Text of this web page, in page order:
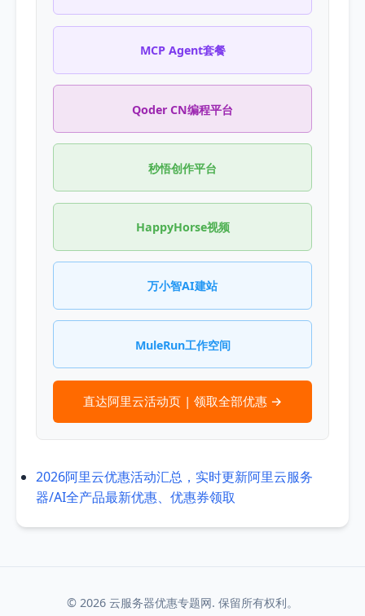
MCP Agent套餐
Qoder CN编程平台
秒悟创作平台
HappyHorse视频
万小智AI建站
MuleRun工作空间
直达阿里云活动页 | 领取全部优惠 →
2026阿里云优惠活动汇总，实时更新阿里云服务
器/AI全产品最新优惠、优惠券领取
© 2026 云服务器优惠专题网. 保留所有权利。